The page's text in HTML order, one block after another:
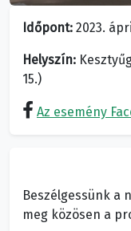
Időpont: 2023.
Helyszín:
15.)
Az esemény
Beszélgessünk a
meg közösen a